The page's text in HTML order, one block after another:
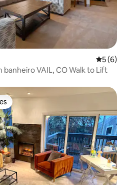
5 de
5 (6)
VAIL, CO Walk to Lift
dos hóspedes